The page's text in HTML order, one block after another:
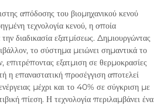
απόδοσης του βιομηχανικού κενού
τεχνολογία κενού, η οποία
διαδικασία εξατμίσεως. Δημιουργώντας
το σύστημα μειώνει σημαντικά το
επιτρέποντας εξατμιση σε θερμοκρασίες
η επαναστατική προσέγγιση αποτελεί
μέχρι και το 40% σε σύγκριση με
πίεση. Η τεχνολογία περιλαμβάνει ένα